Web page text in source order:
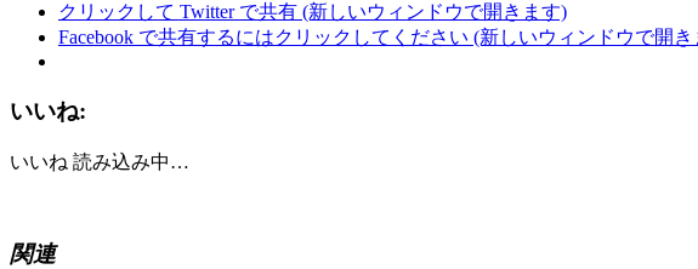
クリックして Twitter で共有 (新しいウィンドウで開きます)
Facebook で共有するにはクリックしてください (新しいウィンドウで開き
いいね:
いいね 読み込み中…
関連